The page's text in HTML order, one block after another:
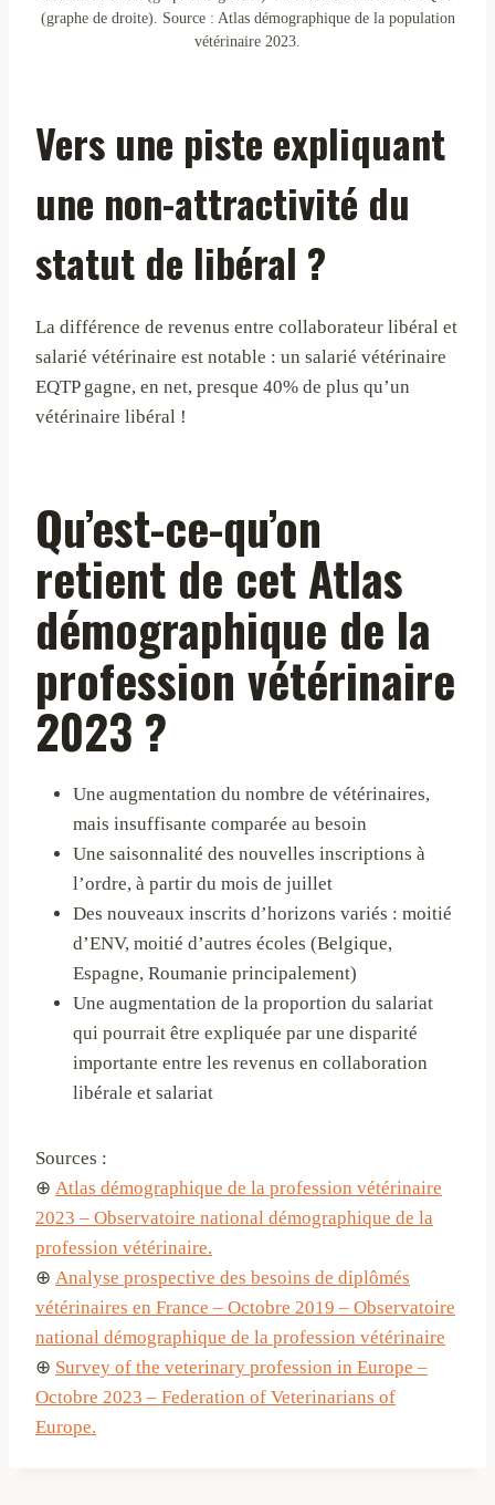
(graphe de droite). Source : Atlas démographique de la population
vétérinaire 2023.
Vers une piste expliquant
une non-attractivité du
statut de libéral ?
La différence de revenus entre collaborateur libéral et
salarié vétérinaire est notable : un salarié vétérinaire
EQTP gagne, en net, presque 40% de plus qu’un
vétérinaire libéral !
Qu’est-ce-qu’on
retient de cet Atlas
démographique de la
profession vétérinaire
2023 ?
Une augmentation du nombre de vétérinaires,
mais insuffisante comparée au besoin
Une saisonnalité des nouvelles inscriptions à
l’ordre, à partir du mois de juillet
Des nouveaux inscrits d’horizons variés : moitié
d’ENV, moitié d’autres écoles (Belgique,
Espagne, Roumanie principalement)
Une augmentation de la proportion du salariat
qui pourrait être expliquée par une disparité
importante entre les revenus en collaboration
libérale et salariat
Sources :
⊕ Atlas démographique de la profession vétérinaire
2023 – Observatoire national démographique de la
profession vétérinaire.
⊕ Analyse prospective des besoins de diplômés
vétérinaires en France – Octobre 2019 – Observatoire
national démographique de la profession vétérinaire
⊕ Survey of the veterinary profession in Europe –
Octobre 2023 – Federation of Veterinarians of
Europe.